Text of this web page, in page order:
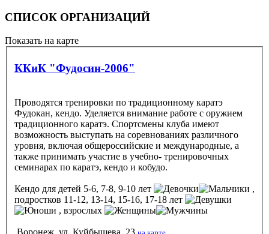
СПИСОК ОРГАНИЗАЦИЙ
Показать на карте
ККиК "Фудосин-2006"
Проводятся тренировки по традиционному каратэ
Фудокан, кендо. Уделяется внимание работе с оружием
традиционного каратэ. Спортсмены клуба имеют
возможность выступать на соревнованиях различного
уровня, включая общероссийские и международные, а
также принимать участие в учебно- тренировочных
семинарах по каратэ, кендо и кобудо.
Кендо для детей 5-6, 7-8, 9-10 лет
,
подростков 11-12, 13-14, 15-16, 17-18 лет
, взрослых
Воронеж, ул. Куйбышева, 23